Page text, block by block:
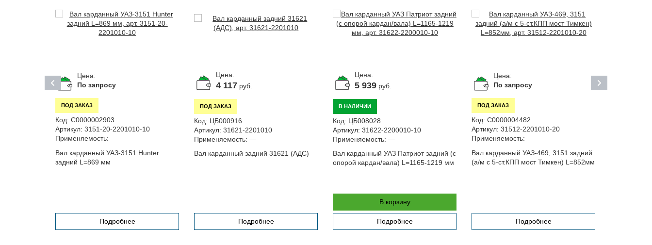
Цена:
По запросу
ПОД ЗАКАЗ
Код: С0000002903
Артикул: 3151-20-2201010-10
Применяемость: —
Вал карданный УАЗ-3151 Hunter
задний L=869 мм
Подробнее
Цена:
4 117 руб.
ПОД ЗАКАЗ
Код: ЦБ000916
Артикул: 31621-2201010
Применяемость: —
Вал карданный задний 31621 (АДС)
Подробнее
Цена:
5 939 руб.
В НАЛИЧИИ
Код: ЦБ008028
Артикул: 31622-2200010-10
Применяемость: —
Вал карданный УАЗ Патриот задний (с
опорой кардан/вала) L=1165-1219 мм
В корзину
Подробнее
Цена:
По запросу
ПОД ЗАКАЗ
Код: С0000004482
Артикул: 31512-2201010-20
Применяемость: —
Вал карданный УАЗ-469, 3151 задний
(а/м с 5-ст.КПП мост Тимкен) L=852мм
Подробнее